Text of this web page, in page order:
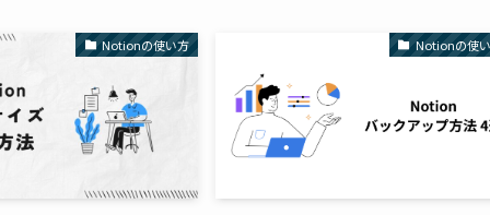
Notionの使い方 Notionの使